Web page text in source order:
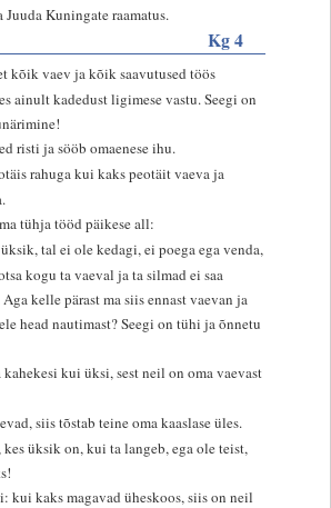
Kuningate raamatus.
Kg 4
kõik vaev ja kõik saavutused töös
ainult kadedust ligimese vastu. Seegi on
risti ja sööb omaenese ihu.
rahuga kui kaks peotäit vaeva ja
tühja tööd päikese all:
tal ei ole kedagi, ei poega ega venda,
kogu ta vaeval ja ta silmad ei saa
kelle pärast ma siis ennast vaevan ja
head nautimast? Seegi on tühi ja õnnetu
kahekesi kui üksi, sest neil on oma vaevast
siis tõstab teine oma kaaslase üles.
kes üksik on, kui ta langeb, ega ole teist,
kui kaks magavad üheskoos, siis on neil